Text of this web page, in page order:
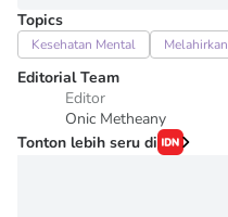
Topics
Kesehatan Mental Melahirkan
Editorial Team
Editor
Onic Metheany
Tonton lebih seru di